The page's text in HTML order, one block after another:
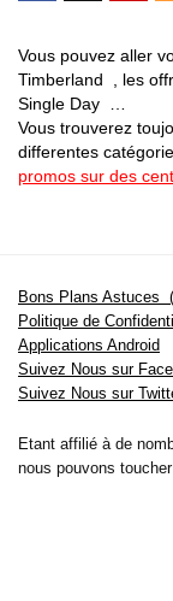
Vous pouvez aller
Timberland , les
Single Day …
Vous trouverez
differentes
promos sur des
Bons Plans Astuces
Politique de
Applications Android
Suivez Nous sur
Suivez Nous sur
Etant affilié à de
nous pouvons